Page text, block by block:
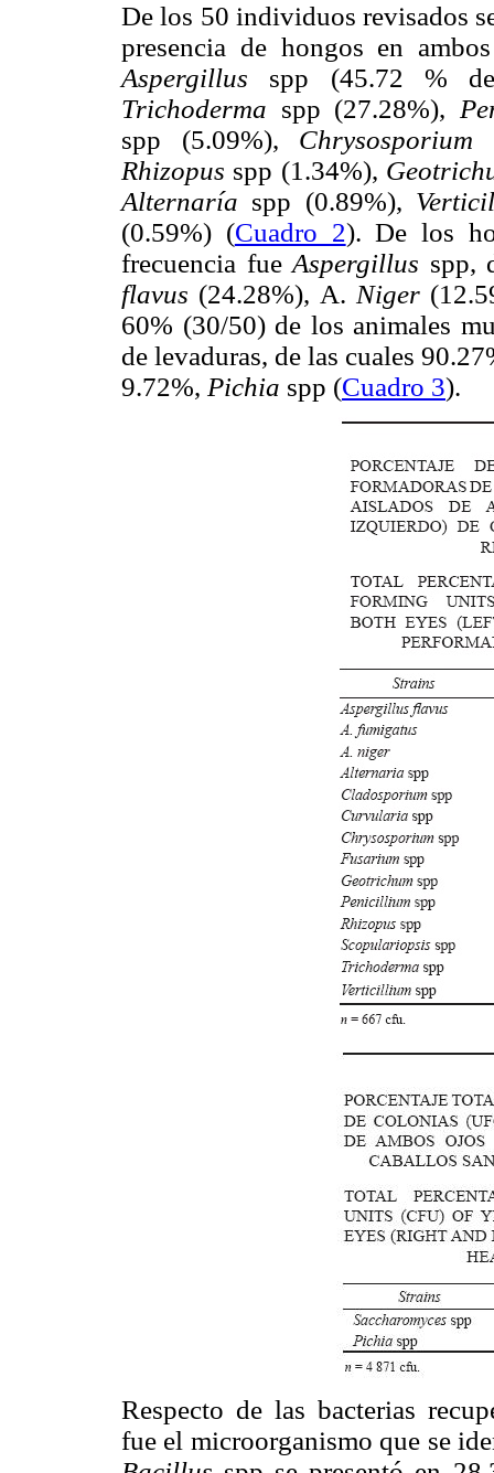
De los 50 individuos revisados
presencia de hongos en
Aspergillus spp (45.72 %
Trichoderma spp (27.28%),
spp (5.09%), Chrysosporium
Rhizopus spp (1.34%),
Alternaría spp (0.89%),
(0.59%) (Cuadro 2). De los
frecuencia fueAspergillus spp,
flavus (24.28%), A. Niger
60% (30/50) de los animales
de levaduras, de las cuales
9.72%, Pichia spp (Cuadro 3).
Respecto de las bacterias
fue el microorganismo que se